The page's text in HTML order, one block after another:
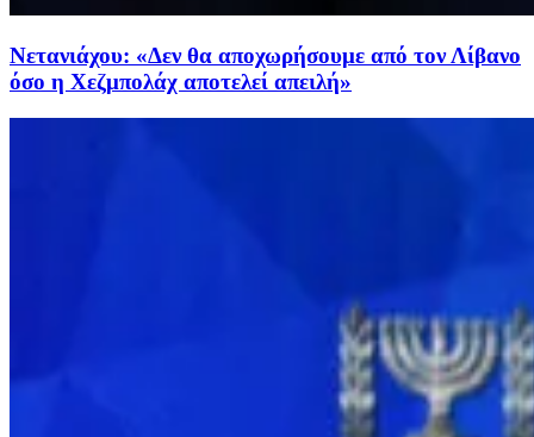
Νετανιάχου: «Δεν θα αποχωρήσουμε από τον Λίβανο
όσο η Χεζμπολάχ αποτελεί απειλή»